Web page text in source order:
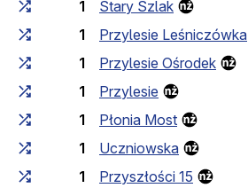
1
Stary Szlak
1
Przylesie Leśniczówka
1
Przylesie Ośrodek
1
Przylesie
1
Płonia Most
1
Uczniowska
1
Przyszłości 15